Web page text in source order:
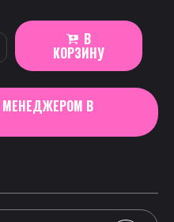
В
КОРЗИНУ
МЕНЕДЖЕРОМ В